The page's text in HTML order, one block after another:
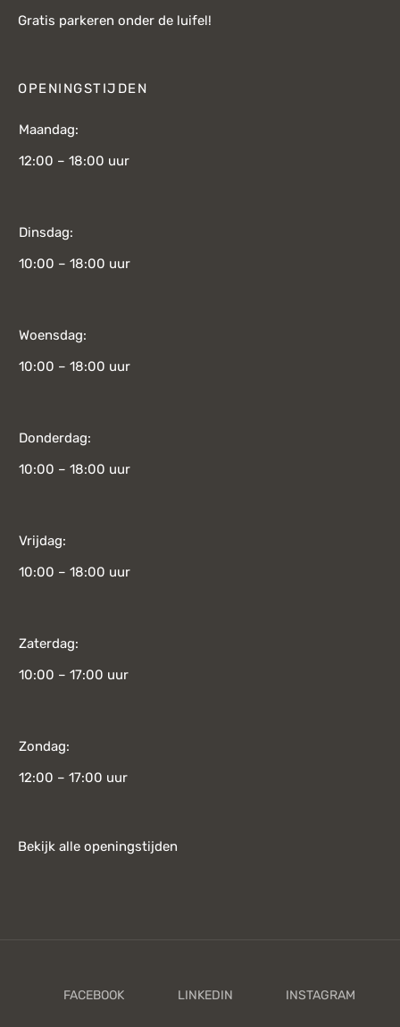
Gratis parkeren onder de luifel!
OPENINGSTIJDEN
Maandag:
12:00 – 18:00 uur
Dinsdag:
10:00 – 18:00 uur
Woensdag:
10:00 – 18:00 uur
Donderdag:
10:00 – 18:00 uur
Vrijdag:
10:00 – 18:00 uur
Zaterdag:
10:00 – 17:00 uur
Zondag:
12:00 – 17:00 uur
Bekijk alle openingstijden